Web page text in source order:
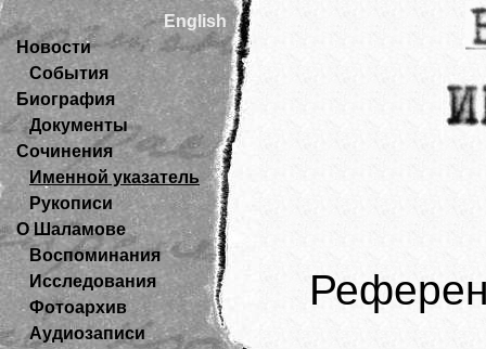
English
Новости
События
Биография
Документы
Сочинения
Именной указатель
Рукописи
О Шаламове
Воспоминания
Исследования
Фотоархив
Аудиозаписи